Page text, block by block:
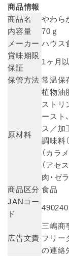
商品情報
商品名
やわら
内容量
70ｇ
メーカー ハウス
賞味期限
保証
1ヶ月
保管方法 常温保
原材料
植物油
ストリ
ースト
ス／加
調味料
（カラ
（アセ
肉・ゼ
商品区分 食品
JANコー
ド
広告文責
三嶋商
フリ
の連絡